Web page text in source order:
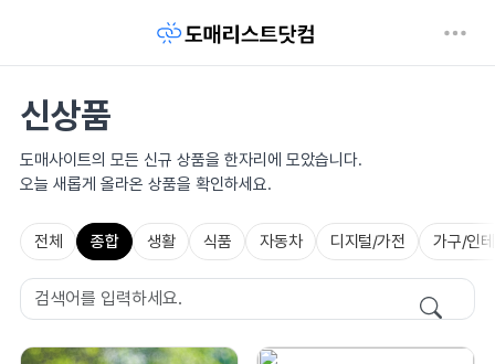
신상품
도매사이트의 모든 신규 상품을 한자리에 모았습니다.
오늘 새롭게 올라온 상품을 확인하세요.
전체 종합 생활 식품 자동차 디지털/가전 가구/인